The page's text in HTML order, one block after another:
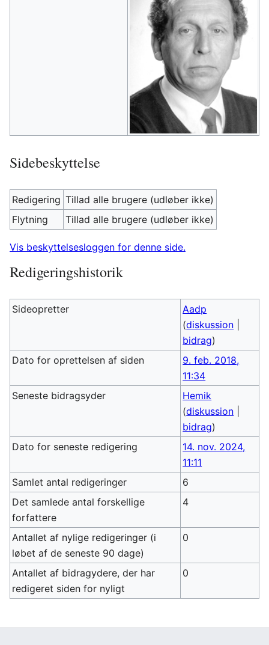
Sidebeskyttelse
Redigering Tillad alle brugere (udløber ikke)
Flytning
Tillad alle brugere (udløber ikke)
Vis beskyttelsesloggen for denne side.
Redigeringshistorik
Sideopretter
Aadp
(diskussion
bidrag)
Dato for oprettelsen af siden
9. feb. 2018,
11:34
Seneste bidragsyder
Hemik
(diskussion
bidrag)
Dato for seneste redigering
14. nov. 2024,
11:11
Samlet antal redigeringer
6
Det samlede antal forskellige
forfattere
4
Antallet af nylige redigeringer (i
løbet af de seneste 90 dage)
0
Antallet af bidragydere, der har
redigeret siden for nyligt
0